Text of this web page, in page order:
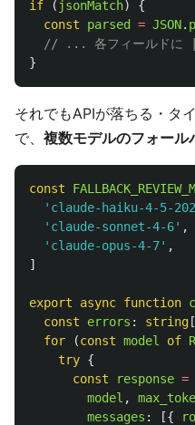
if
( jsonMatch)
{
const
parsed = JSON.
// ... 各フィールドに ||
}
それでもAPIが落ちる・タ
で、 複数モデルのフォール
const
' claude-haiku-4-5-
' claude-sonnet-4-6' ,
' claude-opus-4-7' ,
]
export async function
const
errors : string
for
(const model of
try {
const
response =
model ,
messages : [{